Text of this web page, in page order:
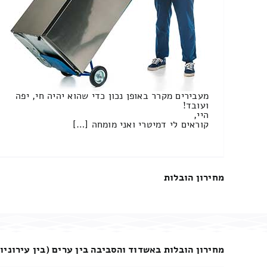
מעבירים מקרר באופן נכון כדי שהוא יהיה חי, יפה
ועובד!
היי,
קוראים לי דמיטרי ואני מומחה […]
מחירון הובלות
מחירון הובלות באשדוד והסביבה בין ערים (בין